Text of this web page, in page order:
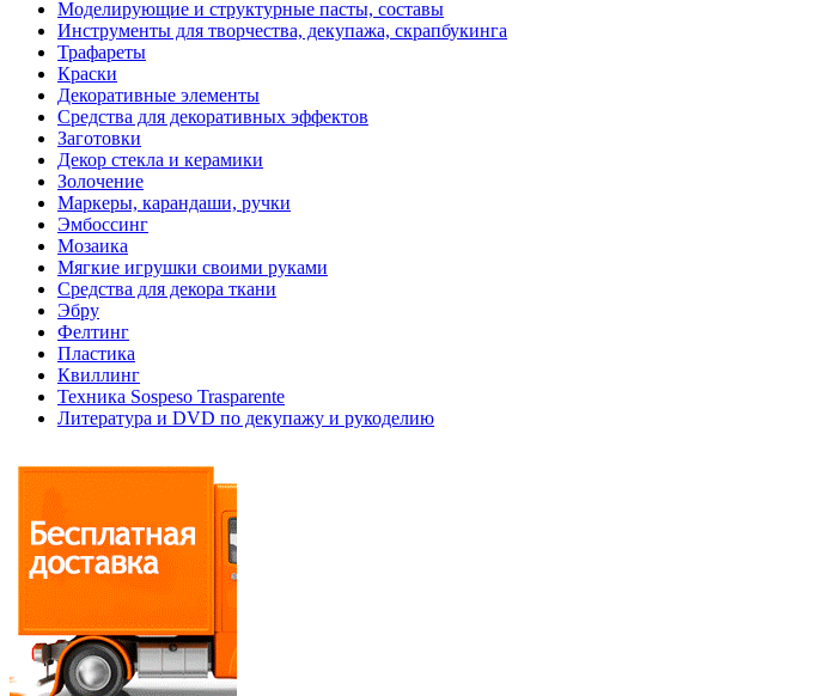
Моделирующие и структурные пасты, составы
Инструменты для творчества, декупажа, скрапбукинга
Трафареты
Краски
Декоративные элементы
Средства для декоративных эффектов
Заготовки
Декор стекла и керамики
Золочение
Маркеры, карандаши, ручки
Эмбоссинг
Мозаика
Мягкие игрушки своими руками
Средства для декора ткани
Эбру
Фелтинг
Пластика
Квиллинг
Техника Sospeso Trasparente
Литература и DVD по декупажу и рукоделию